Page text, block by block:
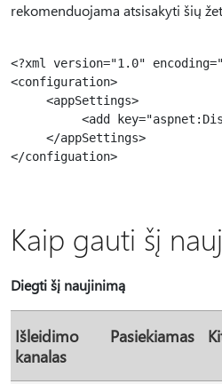
rekomenduojama atsisakyti šių
<?xml version="1.0"
<configuration>
     <appSettings>
<add
     </appSettings>
</configuation>
Kaip gauti šį
Diegti šį naujinimą
Išleidimo
kanalas
Pasiekiamas